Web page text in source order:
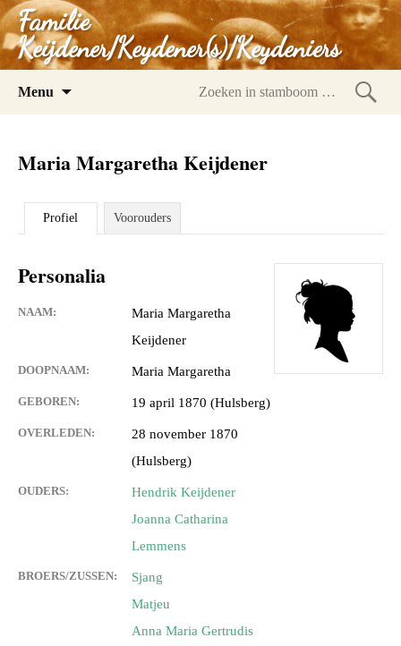
Familie
Keijdener/Keydener(s)/Keydeniers
Menu
Maria Margaretha Keijdener
Profiel Voorouders
Personalia
NAAM:
Maria Margaretha
Keijdener
DOOPNAAM: Maria Margaretha
GEBOREN: 19 april 1870 (Hulsberg)
OVERLEDEN:
28 november 1870
(Hulsberg)
OUDERS:
Hendrik Keijdener
Joanna Catharina
Lemmens
BROERS/ZUSSEN:
Sjang
Matjeu
Anna Maria Gertrudis